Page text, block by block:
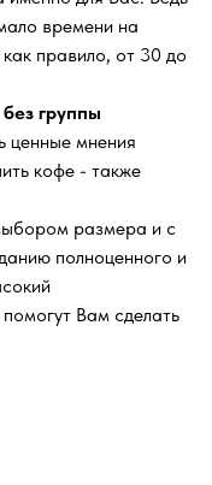
времени на
правило, от 30 до
группы
ценные мнения
кофе - также
размера и с
полноценного и
Вам сделать